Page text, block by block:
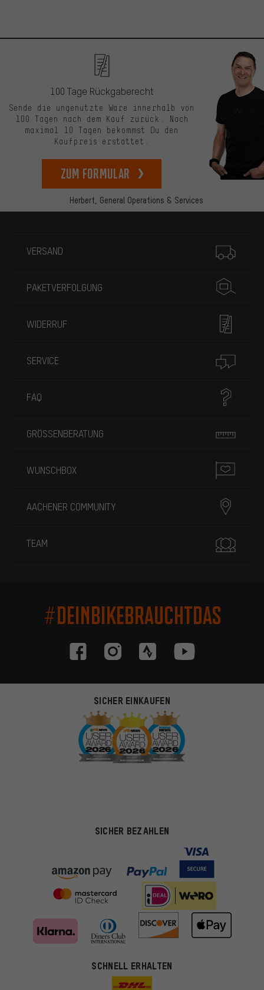
Herbert, General Operations & Services
100 Tage Rückgaberecht
Sende die ungenutzte Ware innerhalb von
100 Tagen nach dem Kauf zurück. Nach
maximal 10 Tagen bekommst Du den
Kaufpreis erstattet.
zum Formular
VERSAND
PAKETVERFOLGUNG
WIDERRUF
SERVICE
FAQ
GRÖSSENBERATUNG
WUNSCHBOX
AACHENER COMMUNITY
TEAM
#DEINBIKEBRAUCHTDAS
SICHER EINKAUFEN
SICHER BEZAHLEN
SCHNELL ERHALTEN